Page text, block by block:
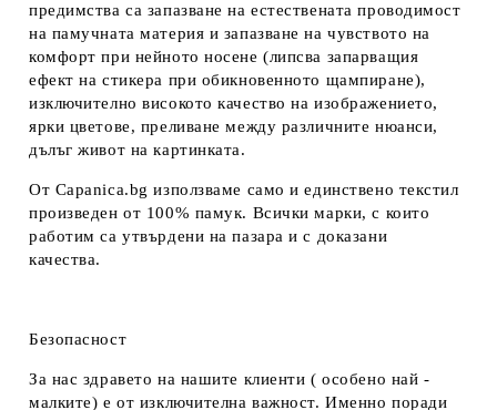
предимства са запазване на естествената проводимост
на памучната материя и запазване на чувството на
комфорт при нейното носене (липсва запарващия
ефект на стикера при обикновенното щампиране),
изключително високото качество на изображението,
ярки цветове, преливане между различните нюанси,
дълъг живот на картинката.
От Capanica.bg използваме само и единствено текстил
произведен от 100% памук. Всички марки, с които
работим са утвърдени на пазара и с доказани
качества.
Безопасност
За нас здравето на нашите клиенти ( особено най -
малките) е от изключителна важност. Именно поради